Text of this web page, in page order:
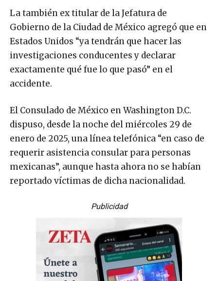
La también ex titular de la Jefatura de
Gobierno de la Ciudad de México agregó que en
Estados Unidos “ya tendrán que hacer las
investigaciones conducentes y declarar
exactamente qué fue lo que pasó” en el
accidente.
El Consulado de México en Washington D.C.
dispuso, desde la noche del miércoles 29 de
enero de 2025, una línea telefónica “en caso de
requerir asistencia consular para personas
mexicanas”, aunque hasta ahora no se habían
reportado víctimas de dicha nacionalidad.
Publicidad